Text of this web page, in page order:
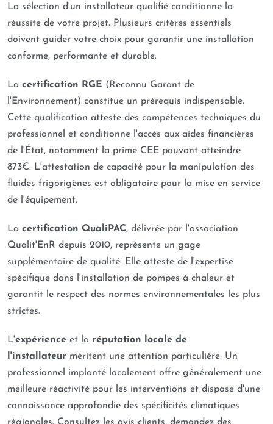
La sélection d'un installateur qualifié conditionne la
réussite de votre projet. Plusieurs critères essentiels
doivent guider votre choix pour garantir une installation
conforme, performante et durable.
La certification RGE (Reconnu Garant de
l'Environnement) constitue un prérequis indispensable.
Cette qualification atteste des compétences techniques du
professionnel et conditionne l'accès aux aides financières
de l'État, notamment la prime CEE pouvant atteindre
873€. L'attestation de capacité pour la manipulation des
fluides frigorigènes est obligatoire pour la mise en service
de l'équipement.
La certification QualiPAC, délivrée par l'association
Qualit'EnR depuis 2010, représente un gage
supplémentaire de qualité. Elle atteste de l'expertise
spécifique dans l'installation de pompes à chaleur et
garantit le respect des normes environnementales les plus
strictes.
L'expérience et la réputation locale de
l'installateur méritent une attention particulière. Un
professionnel implanté localement offre généralement une
meilleure réactivité pour les interventions et dispose d'une
connaissance approfondie des spécificités climatiques